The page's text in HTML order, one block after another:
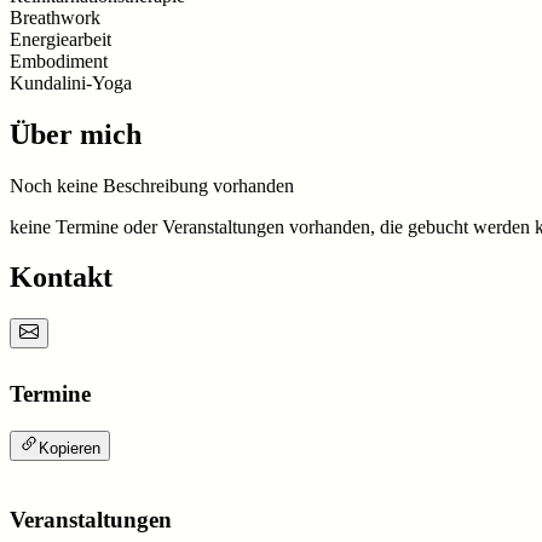
Breathwork
Energiearbeit
Embodiment
Kundalini-Yoga
Über mich
Noch keine Beschreibung vorhanden
keine Termine oder Veranstaltungen vorhanden, die gebucht werden
Kontakt
Termine
Kopieren
Veranstaltungen